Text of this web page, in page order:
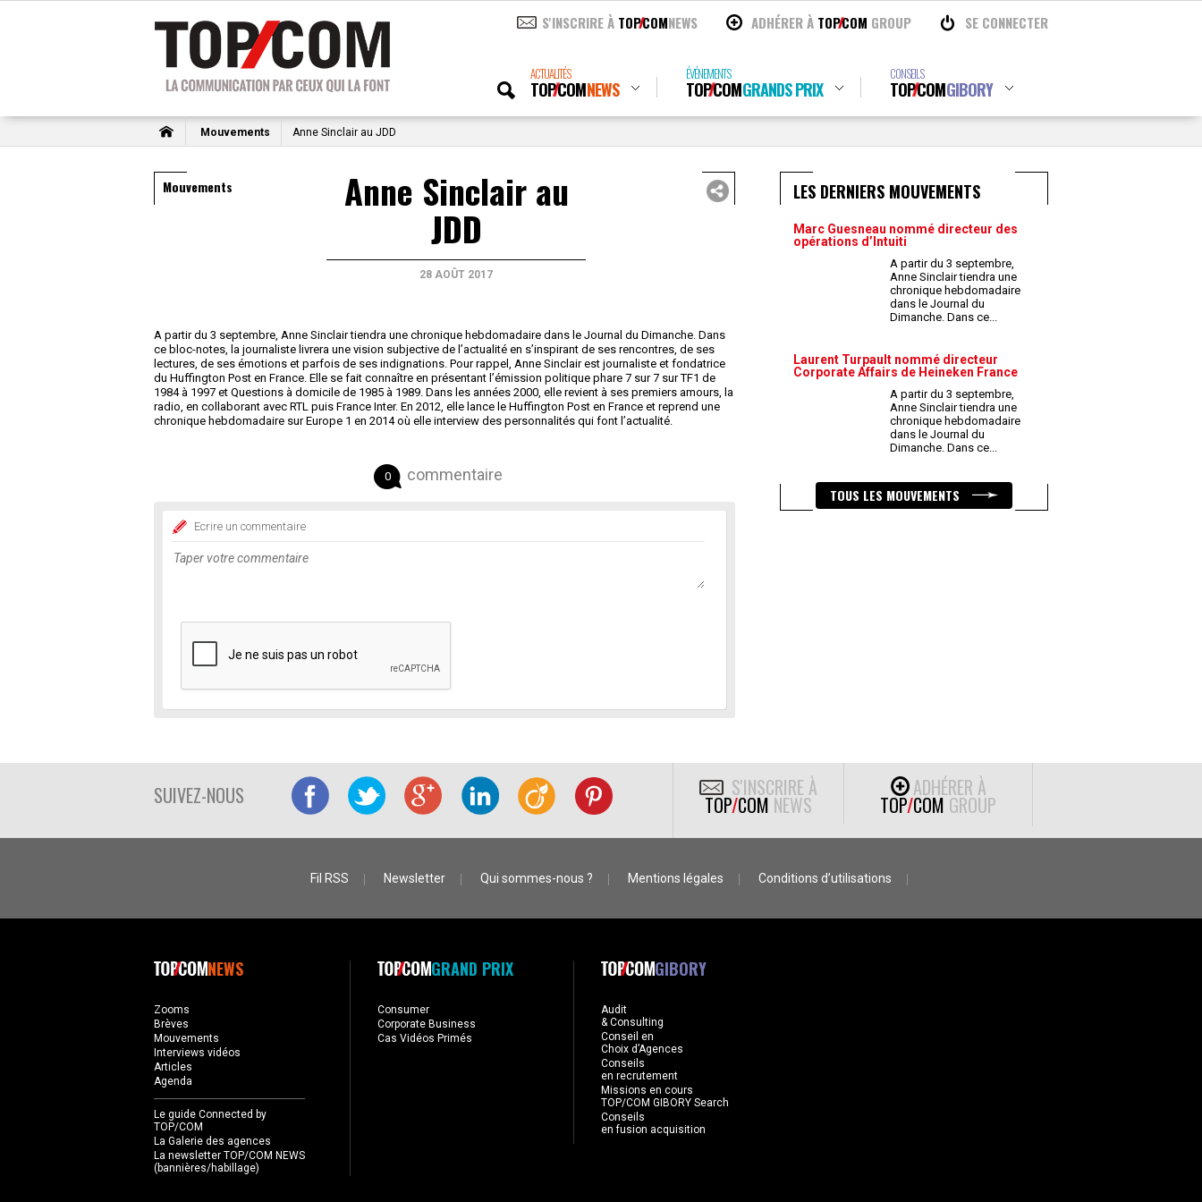
S'INSCRIRE À TOPCOMNEWS ADHÉRER À TOPCOM GROUP SE CONNECTER
ACTUALITÉS
TOPCOMNEWS
ÉVÉNEMENTS
TOPCOMGRANDS PRIX
CONSEILS
TOPCOMGIBORY
Mouvements Anne Sinclair au JDD
Mouvements Anne Sinclair au
JDD
28 AOÛT 2017
A partir du 3 septembre, Anne Sinclair tiendra une chronique hebdomadaire dans le Journal du Dimanche. Dans
ce bloc-notes, la journaliste livrera une vision subjective de l’actualité en s’inspirant de ses rencontres, de ses
lectures, de ses émotions et parfois de ses indignations. Pour rappel, Anne Sinclair est journaliste et fondatrice
du Huffington Post en France. Elle se fait connaître en présentant l’émission politique phare 7 sur 7 sur TF1 de
1984 à 1997 et Questions à domicile de 1985 à 1989. Dans les années 2000, elle revient à ses premiers amours, la
radio, en collaborant avec RTL puis France Inter. En 2012, elle lance le Huffington Post en France et reprend une
chronique hebdomadaire sur Europe 1 en 2014 où elle interview des personnalités qui font l’actualité.
0 commentaire
Ecrire un commentaire
LES DERNIERS MOUVEMENTS
Marc Guesneau nommé directeur des
opérations d’Intuiti
A partir du 3 septembre,
Anne Sinclair tiendra une
chronique hebdomadaire
dans le Journal du
Dimanche. Dans ce...
Laurent Turpault nommé directeur
Corporate Affairs de Heineken France
A partir du 3 septembre,
Anne Sinclair tiendra une
chronique hebdomadaire
dans le Journal du
Dimanche. Dans ce...
TOUS LES MOUVEMENTS
SUIVEZ-NOUS S'INSCRIRE À
TOP/COM NEWS
ADHÉRER À
TOP/COM GROUP
Fil RSS Newsletter Qui sommes-nous ? Mentions légales Conditions d’utilisations
NEWS
Zooms
Brèves
Mouvements
Interviews vidéos
Articles
Agenda
Le guide Connected by
TOP/COM
La Galerie des agences
La newsletter TOP/COM NEWS
(bannières/habillage)
GRAND PRIX
Consumer
Corporate Business
Cas Vidéos Primés
GIBORY
Audit
& Consulting
Conseil en
Choix d’Agences
Conseils
en recrutement
Missions en cours
TOP/COM GIBORY Search
Conseils
en fusion acquisition